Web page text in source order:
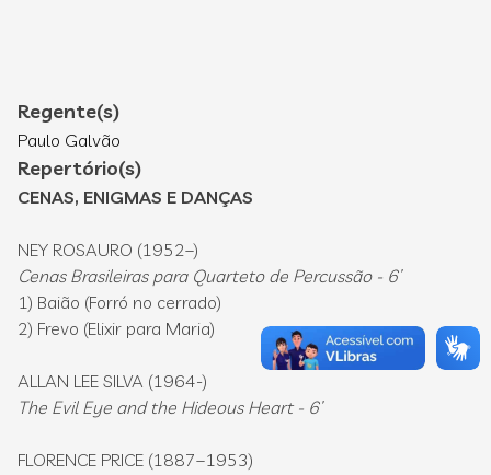
Regente(s)
Paulo Galvão
Repertório(s)
CENAS, ENIGMAS E DANÇAS
NEY ROSAURO (1952–)
Cenas Brasileiras para Quarteto de Percussão - 6’
1) Baião (Forró no cerrado)
2) Frevo (Elixir para Maria)
ALLAN LEE SILVA (1964-)
The Evil Eye and the Hideous Heart - 6’
FLORENCE PRICE (1887–1953)